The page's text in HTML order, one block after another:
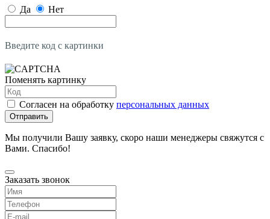
Да Нет
Введите код с картинки
Поменять картинку
Согласен на обработку персональных данных
Отправить
Мы получили Вашу заявку, скоро наши менеджеры свяжутся с
Вами. Спасибо!
Заказать звонок